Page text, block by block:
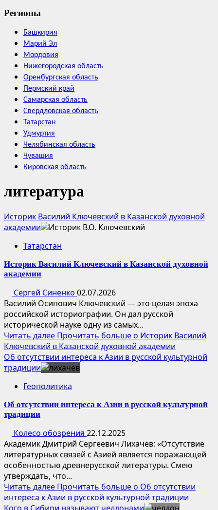
Регионы
Башкирия
Марий Эл
Мордовия
Нижегородская область
Оренбургская область
Пермский край
Самарская область
Свердловская область
Татарстан
Удмуртия
Челябинская область
Чувашия
Кировская область
литература
Историк Василий Ключевский в Казанской духовной
академии
Татарстан
Историк Василий Ключевский в Казанской духовной
академии
Сергей Синенко 02.07.2026
Василий Осипович Ключевский — это целая эпоха
российской историографии. Он дал русской
исторической науке одну из самых...
Читать далее Прочитать больше о Историк Василий
Ключевский в Казанской духовной академии
Об отсутствии интереса к Азии в русской культурной
традиции
Геополитика
Об отсутствии интереса к Азии в русской культурной
традиции
Колесо обозрения 22.12.2025
Академик Дмитрий Сергеевич Лихачёв: «Отсутствие
литературных связей с Азией является поражающей
особенностью древнерусской литературы. Смею
утверждать, что...
Читать далее Прочитать больше о Об отсутствии
интереса к Азии в русской культурной традиции